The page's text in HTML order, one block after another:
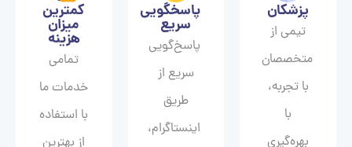
پزشکان
تیمی از
متخصصان
با تجربه،
با
بهره‌گیری
پاسخگویی
سریع
پاسخ‌گویی
سریع از
طریق
اینستاگرام،
کمترین
میزان
هزینه
تمامی
خدمات ما
با استفاده
از بهترین